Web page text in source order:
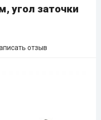
угол заточки
отзыв